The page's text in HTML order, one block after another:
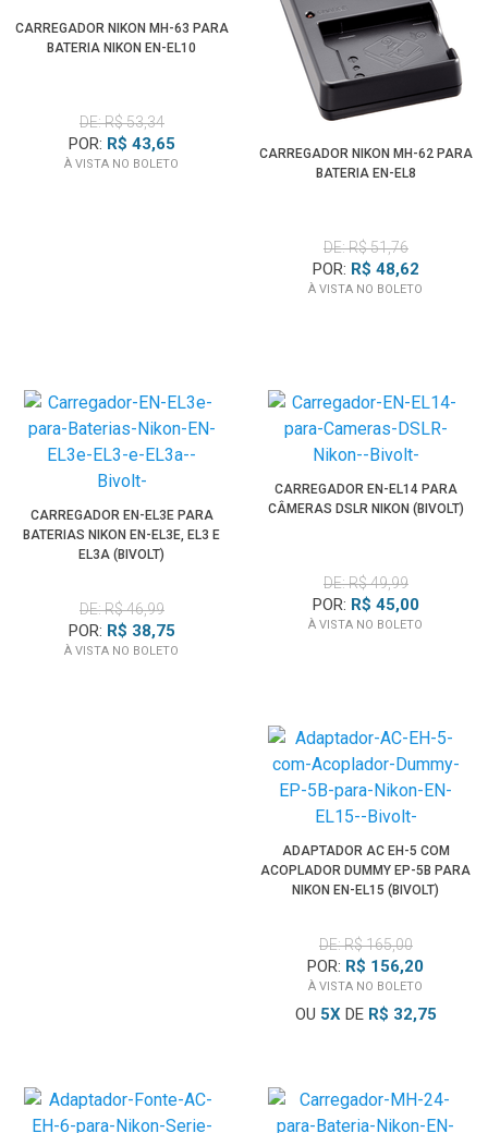
CARREGADOR NIKON MH-63 PARA
BATERIA NIKON EN-EL10
DE: R$ 53,34
POR: R$ 43,65
À VISTA NO BOLETO
CARREGADOR NIKON MH-62 PARA
BATERIA EN-EL8
DE: R$ 51,76
POR: R$ 48,62
À VISTA NO BOLETO
CARREGADOR EN-EL3E PARA
BATERIAS NIKON EN-EL3E, EL3 E
EL3A (BIVOLT)
DE: R$ 46,99
POR: R$ 38,75
À VISTA NO BOLETO
CARREGADOR EN-EL14 PARA
CÂMERAS DSLR NIKON (BIVOLT)
DE: R$ 49,99
POR: R$ 45,00
À VISTA NO BOLETO
ADAPTADOR AC EH-5 COM
ACOPLADOR DUMMY EP-5B PARA
NIKON EN-EL15 (BIVOLT)
DE: R$ 165,00
POR: R$ 156,20
À VISTA NO BOLETO
OU 5XDE R$ 32,75